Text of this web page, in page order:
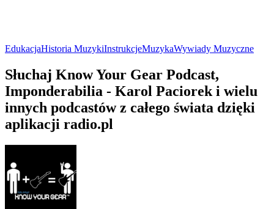
EdukacjaHistoria MuzykiInstrukcjeMuzykaWywiady Muzyczne
Słuchaj Know Your Gear Podcast,
Imponderabilia - Karol Paciorek i wielu
innych podcastów z całego świata dzięki
aplikacji radio.pl